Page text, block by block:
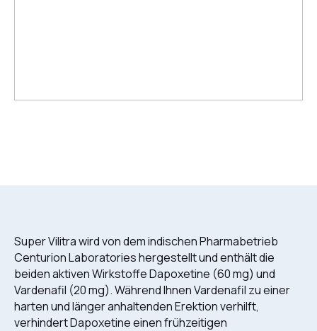
Super Vilitra wird von dem indischen Pharmabetrieb
Centurion Laboratories hergestellt und enthält die
beiden aktiven Wirkstoffe Dapoxetine (60 mg) und
Vardenafil (20 mg). Während Ihnen Vardenafil zu einer
harten und länger anhaltenden Erektion verhilft,
verhindert Dapoxetine einen frühzeitigen